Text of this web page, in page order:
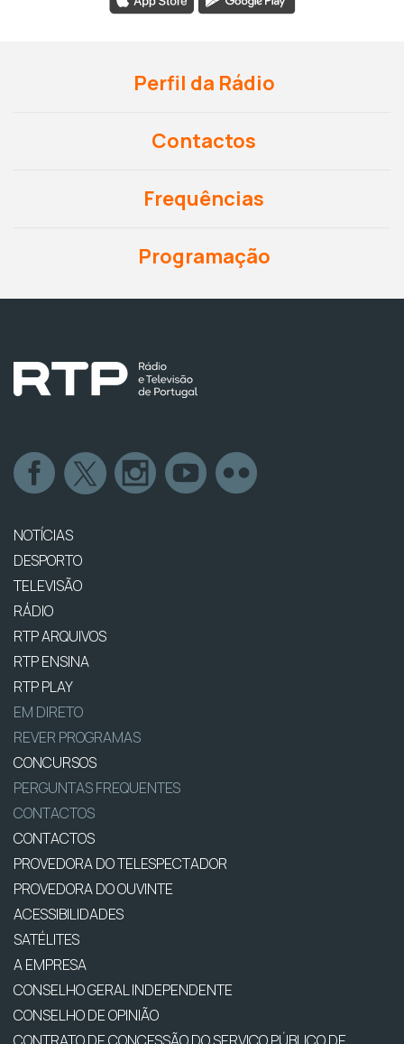
Perfil da Rádio
Contactos
Frequências
Programação
NOTÍCIAS
DESPORTO
TELEVISÃO
RÁDIO
RTP ARQUIVOS
RTP ENSINA
RTP PLAY
EM DIRETO
REVER PROGRAMAS
CONCURSOS
PERGUNTAS FREQUENTES
CONTACTOS
CONTACTOS
PROVEDORA DO TELESPECTADOR
PROVEDORA DO OUVINTE
ACESSIBILIDADES
SATÉLITES
A EMPRESA
CONSELHO GERAL INDEPENDENTE
CONSELHO DE OPINIÃO
CONTRATO DE CONCESSÃO DO SERVIÇO PÚBLICO DE